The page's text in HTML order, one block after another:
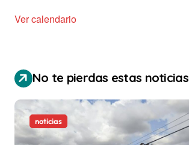
Ver calendario
No te pierdas estas noticias
noticias